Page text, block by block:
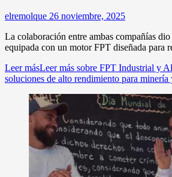
elremolque 26 noviembre, 2025
La colaboración entre ambas compañías
equipada con un motor FPT diseñada para
Leer másLeer más sobre FPT Industrial y
soluciones de alto rendimiento para